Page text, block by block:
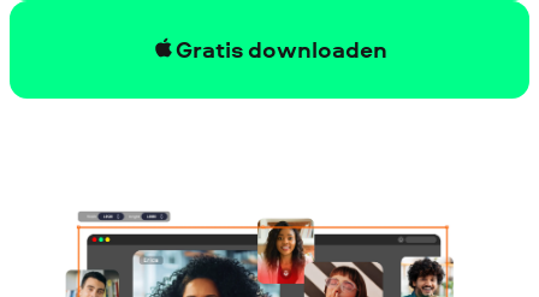
Gratis downloaden